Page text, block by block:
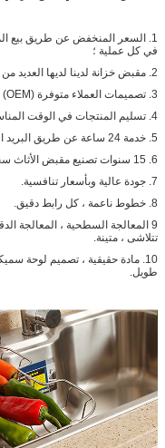
1. السعر المنخفض عن طريق بيع
في كل عملية ؛
2. مقبض خزانة لدينا لديها العديد من الأحجام والألوان المتاحة.
3. تصميمات العملاء متوفرة (OEM)
4. تسليم المنتجات في الوقت المناسب.
5. خدمة 24 ساعة عن طريق البريد الإلكتروني أو Whats App ؛
6. 15 سنوات تصنيع مقبض الأثاث سحب التعامل مع الخبرات.
7. جودة عالية وبأسعار تنافسية.
8. خطوط ناعمة ، كل رابط دقيق.
9 المعالجة السطحية ، المعالجة
تتلاشى ، متينة.
10. مادة حقيقية ، تصميم لوحة
طويل.